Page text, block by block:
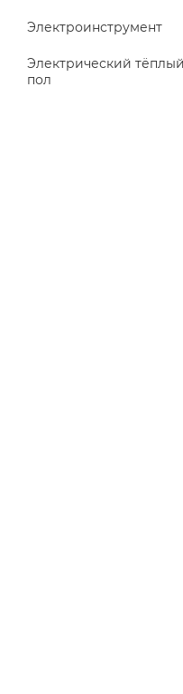
Электроинструмент
Электрический тёплый
пол